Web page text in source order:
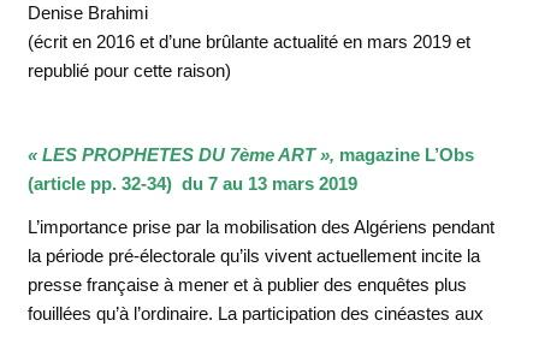
Denise Brahimi
(écrit en 2016 et d’une brûlante actualité en mars 2019 et
republié pour cette raison)
« LES PROPHETES DU 7ème ART », magazine L’Obs
(article pp. 32-34) du 7 au 13 mars 2019
L’importance prise par la mobilisation des Algériens pendant
la période pré-électorale qu’ils vivent actuellement incite la
presse française à mener et à publier des enquêtes plus
fouillées qu’à l’ordinaire. La participation des cinéastes aux